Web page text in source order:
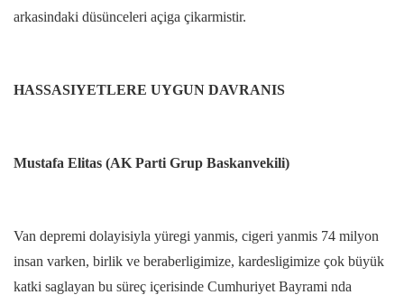
arkasindaki düsünceleri açiga çikarmistir.
HASSASIYETLERE UYGUN DAVRANIS
Mustafa Elitas (AK Parti Grup Baskanvekili)
Van depremi dolayisiyla yüregi yanmis, cigeri yanmis 74 milyon
insan varken, birlik ve beraberligimize, kardesligimize çok büyük
katki saglayan bu süreç içerisinde Cumhuriyet Bayrami nda